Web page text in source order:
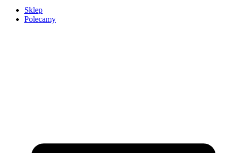
Sklep
Polecamy